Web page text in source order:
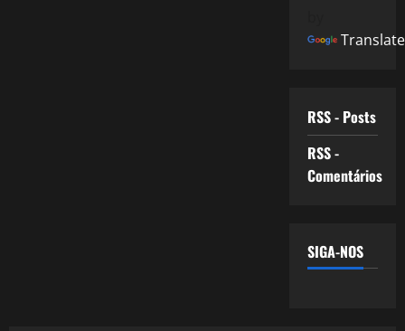
Translate
RSS - Posts
RSS -
Comentários
SIGA-NOS